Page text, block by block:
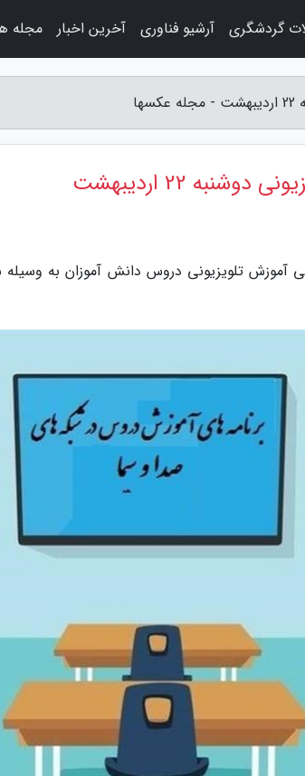
22 اردیبهشت
آموزش تلویزیونی دروس دانش آموزان به وسیله
گردشگری آرشیو فناوری آخرین اخبار مجله